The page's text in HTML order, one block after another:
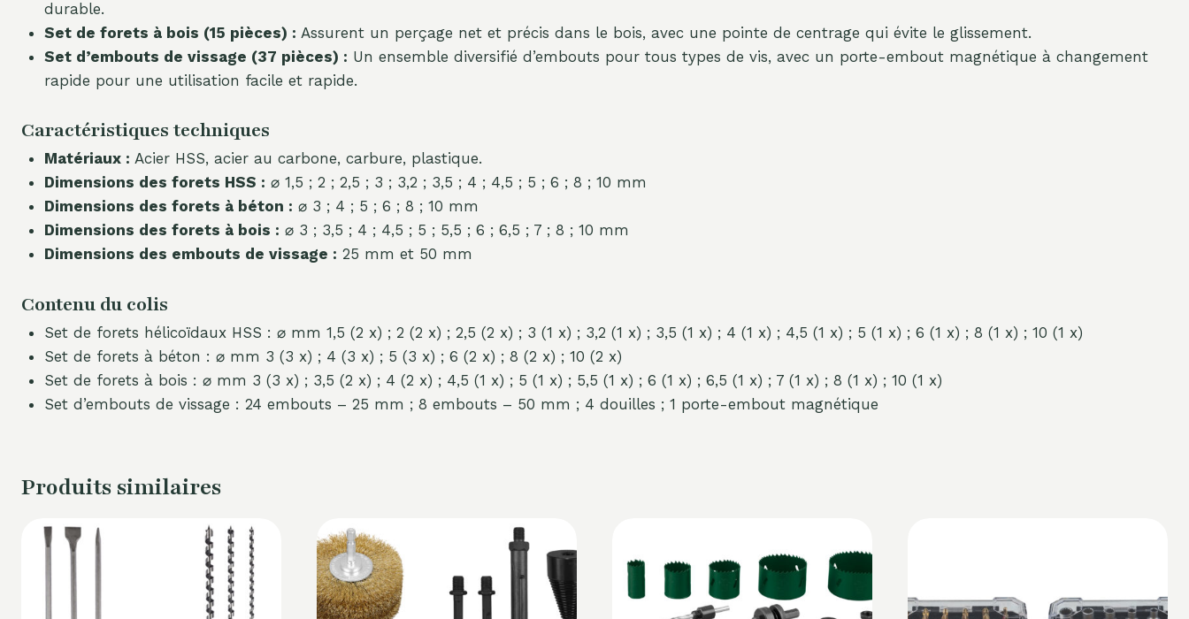
durable.
Set de forets à bois (15 pièces) : Assurent un perçage net et précis dans le bois, avec une pointe de centrage qui évite le glissement.
Set d’embouts de vissage (37 pièces) : Un ensemble diversifié d’embouts pour tous types de vis, avec un porte-embout magnétique à changement
rapide pour une utilisation facile et rapide.
Caractéristiques techniques
Matériaux : Acier HSS, acier au carbone, carbure, plastique.
Dimensions des forets HSS : ⌀ 1,5 ; 2 ; 2,5 ; 3 ; 3,2 ; 3,5 ; 4 ; 4,5 ; 5 ; 6 ; 8 ; 10 mm
Dimensions des forets à béton : ⌀ 3 ; 4 ; 5 ; 6 ; 8 ; 10 mm
Dimensions des forets à bois : ⌀ 3 ; 3,5 ; 4 ; 4,5 ; 5 ; 5,5 ; 6 ; 6,5 ; 7 ; 8 ; 10 mm
Dimensions des embouts de vissage : 25 mm et 50 mm
Contenu du colis
Set de forets hélicoïdaux HSS : ⌀ mm 1,5 (2 x) ; 2 (2 x) ; 2,5 (2 x) ; 3 (1 x) ; 3,2 (1 x) ; 3,5 (1 x) ; 4 (1 x) ; 4,5 (1 x) ; 5 (1 x) ; 6 (1 x) ; 8 (1 x) ; 10 (1 x)
Set de forets à béton : ⌀ mm 3 (3 x) ; 4 (3 x) ; 5 (3 x) ; 6 (2 x) ; 8 (2 x) ; 10 (2 x)
Set de forets à bois : ⌀ mm 3 (3 x) ; 3,5 (2 x) ; 4 (2 x) ; 4,5 (1 x) ; 5 (1 x) ; 5,5 (1 x) ; 6 (1 x) ; 6,5 (1 x) ; 7 (1 x) ; 8 (1 x) ; 10 (1 x)
Set d’embouts de vissage : 24 embouts – 25 mm ; 8 embouts – 50 mm ; 4 douilles ; 1 porte-embout magnétique
Produits similaires